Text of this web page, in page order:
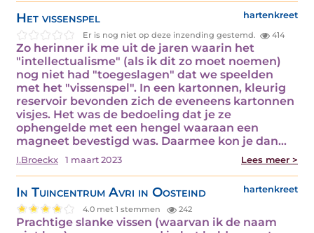
Het vissenspel hartenkreet
Er is nog niet op deze inzending gestemd. 414
Zo herinner ik me uit de jaren waarin het
"intellectualisme" (als ik dit zo moet noemen)
nog niet had "toegeslagen" dat we speelden
met het "vissenspel". In een kartonnen, kleurig
reservoir bevonden zich de eveneens kartonnen
visjes. Het was de bedoeling dat je ze
ophengelde met een hengel waaraan een
magneet bevestigd was. Daarmee kon je dan…
I.Broeckx 1 maart 2023 Lees meer >
In Tuincentrum Avri in Oosteind hartenkreet
4.0 met 1 stemmen 242
Prachtige slanke vissen (waarvan ik de naam